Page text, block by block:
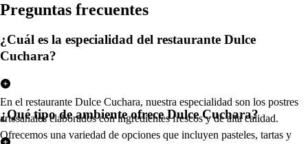
Preguntas frecuentes
¿Cuál es la especialidad del restaurante Dulce
Cuchara?
En el restaurante Dulce Cuchara, nuestra especialidad son los postres
artesanales elaborados con ingredientes frescos y de alta calidad.
Ofrecemos una variedad de opciones que incluyen pasteles, tartas y
¿Qué tipo de ambiente ofrece Dulce Cuchara?